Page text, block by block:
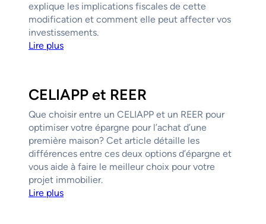
explique les implications fiscales de cette
modification et comment elle peut affecter vos
investissements.
Lire plus
CELIAPP et REER
Que choisir entre un CELIAPP et un REER pour
optimiser votre épargne pour l’achat d’une
première maison? Cet article détaille les
différences entre ces deux options d’épargne et
vous aide à faire le meilleur choix pour votre
projet immobilier.
Lire plus